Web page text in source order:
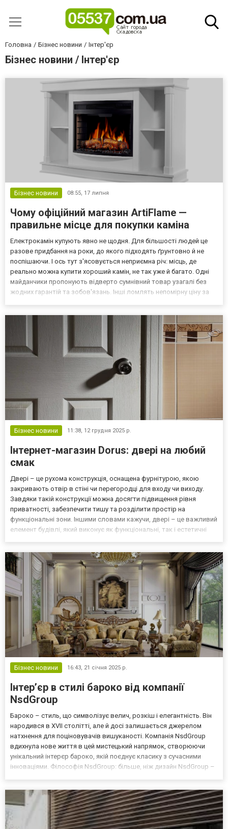
Головна Бізнес новини Інтер'єр
Бізнес новини / Інтер'єр
Бізнес новини 08:55, 17 липня
Чому офіційний магазин ArtiFlame —
правильне місце для покупки каміна
Електрокамін купують явно не щодня. Для більшості людей це
разове придбання на роки, до якого підходять ґрунтовно й не
поспішаючи. І ось тут з'ясовується неприємна річ: місць, де
реально можна купити хороший камін, не так уже й багато. Одні
майданчики пропонують відверто сумнівний товар узагалі без
жодних гарантій та зобов'язань. Інші ломлять непомірну ціну за
Бізнес новини 11:38, 12 грудня 2025 р.
Інтернет-магазин Dorus: двері на любий
смак
Двері – це рухома конструкція, оснащена фурнітурою, якою
закривають отвір в стіні чи перегородці для входу чи виходу.
Завдяки такій конструкції можна досягти підвищення рівня
приватності, забезпечити тишу та розділити простір на
функціональні зони. Іншими словами кажучи, двері – це важливий
елемент будівлі, який виконує як функціональні, так і естетичні
Бізнес новини 16:43, 21 січня 2025 р.
Інтер’єр в стилі бароко від компанії
NsdGroup
Бароко – стиль, що символізує велич, розкіш і елегантність. Він
народився в XVII столітті, але й досі залишається джерелом
натхнення для поціновувачів вишуканості. Компанія NsdGroup
вдихнула нове життя в цей мистецький напрямок, створюючи
унікальний інтерєр бароко, якій поєднує класику з сучасними
інноваціями. Філософія NsdGroup: більше, ніж дизайн NsdGroup –